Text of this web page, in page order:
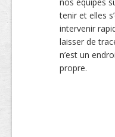
tenir et elles
intervenir
laisser de
n’est un
propre.